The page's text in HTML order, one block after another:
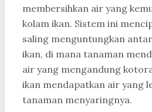
membersihkan air yang
kolam ikan. Sistem ini
saling menguntungkan
ikan, di mana tanaman
air yang mengandung
ikan mendapatkan air yang
tanaman menyaringnya.